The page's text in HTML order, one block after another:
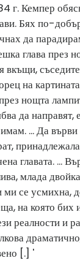
г. Кемпер
Бях по-
да
глава през
вкъщи,
на
нощта
да направят,
... Да
главата. ...
млада
се усмихна,
на която бих
реалности и
[.] '